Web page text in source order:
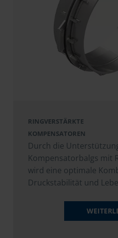
RINGVERSTÄRKTE
KOMPENSATOREN
Durch die
Kompensatorbalgs mit
wird eine optimale
Druckstabilität und